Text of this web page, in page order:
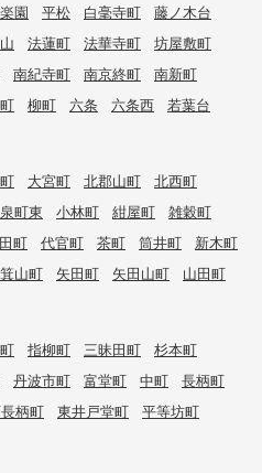
園 平松 白毫寺町
藤ノ木台
法蓮町 法華寺町
坊屋敷町
南紀寺町 南京終町
南新町
柳町 六条 六条西 若葉台
大宮町 北郡山町
北西町
町東 小林町 紺屋町
雑穀町
町 代官町 茶町 筒井町
新木町
箕山町 矢田町 矢田山町 山田町
指柳町 三昧田町
杉本町
丹波市町 富堂町 中町
長柄町
柄町 東井戸堂町
平等坊町